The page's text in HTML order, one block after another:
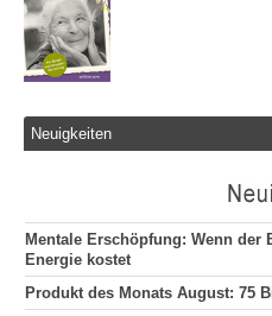
Neuigkeiten
Mentale Erschöpfung: Wenn der
Energie kostet
Produkt des Monats August: 75